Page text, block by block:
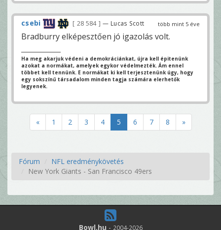
több mint 5 éve
csebi 28 584 — Lucas Scott
Bradburry elképesztően jó igazolás volt.
Ha meg akarjuk védeni a demokráciánkat, újra kell épitenünk
azokat a normákat, amelyek egykor védelmezték. Ám ennel
többet kell tennünk. E normákat ki kell terjesztenünk úgy, hogy
egy sokszínű társadalom minden tagja számára elerhetők
legyenek.
« 1 2 3 4 5 6 7 8 »
Fórum
NFL eredménykövetés
New York Giants - San Francisco 49ers
Bowl.hu - 2004-2026